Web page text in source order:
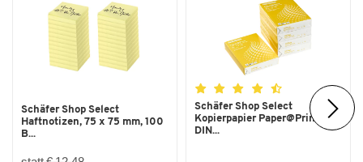
Schäfer Shop Select
Haftnotizen, 75 x 75 mm, 100
B...
Schäfer Shop Select
Kopierpapier Paper@Print,
DIN...